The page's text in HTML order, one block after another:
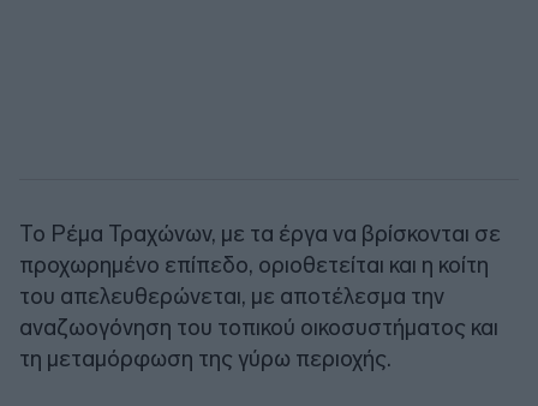
Το Ρέμα Τραχώνων, με τα έργα να βρίσκονται σε
προχωρημένο επίπεδο, οριοθετείται και η κοίτη
του απελευθερώνεται, με αποτέλεσμα την
αναζωογόνηση του τοπικού οικοσυστήματος και
τη μεταμόρφωση της γύρω περιοχής.